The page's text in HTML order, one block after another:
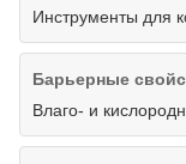
Инструменты для
Барьерные
Влаго- и